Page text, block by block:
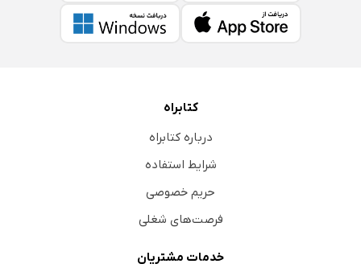
کتابراه
درباره کتابراه
شرایط استفاده
حریم خصوصی
فرصت‌های شغلی
خدمات مشتریان